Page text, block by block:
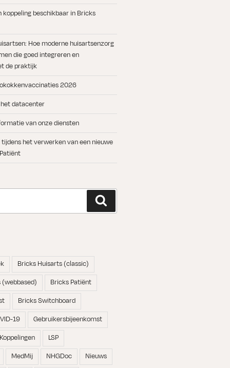
beschikbaar in Bricks
Hoe moderne huisartsenzorg
die goed integreren en
de praktijk
2026
datacenter
van onze diensten
tijdens het verwerken van een nieuwe
Bricks Huisarts (classic)
Bricks Patiënt
Bricks Switchboard
19
Gebruikersbijeenkomst
LSP
MedMij
NHGDoc
Nieuws